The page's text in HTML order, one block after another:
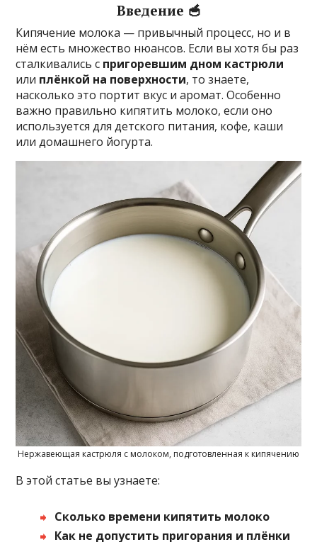
Введение 🥣
Кипячение молока — привычный процесс, но и в
нём есть множество нюансов. Если вы хотя бы раз
сталкивались с пригоревшим дном кастрюли
или плёнкой на поверхности, то знаете,
насколько это портит вкус и аромат. Особенно
важно правильно кипятить молоко, если оно
используется для детского питания, кофе, каши
или домашнего йогурта.
Нержавеющая кастрюля с молоком, подготовленная к кипячению
В этой статье вы узнаете:
Сколько времени кипятить молоко
Как не допустить пригорания и плёнки